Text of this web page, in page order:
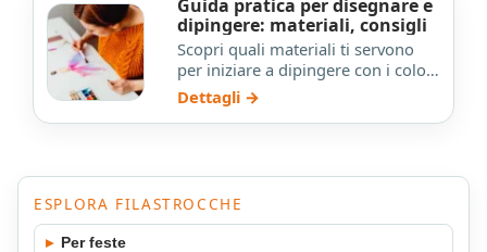
Guida pratica per disegnare e
dipingere: materiali, consigli
Scopri quali materiali ti servono
per iniziare a dipingere con i colori
a olio: guida passo passo, consigli
su pennell…
Dettagli →
ESPLORA FILASTROCCHE
▸ Per feste